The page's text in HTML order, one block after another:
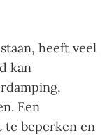
heeft veel
kan
Een
beperken en